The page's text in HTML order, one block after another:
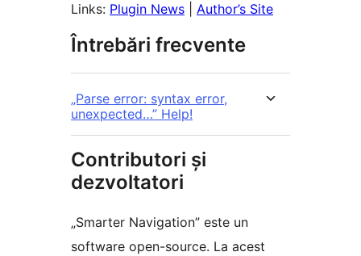
Links: Plugin News Author’s Site
Întrebări frecvente
„Parse error: syntax error,
unexpected…” Help!
Contributori și
dezvoltatori
„Smarter Navigation” este un
software open-source. La acest